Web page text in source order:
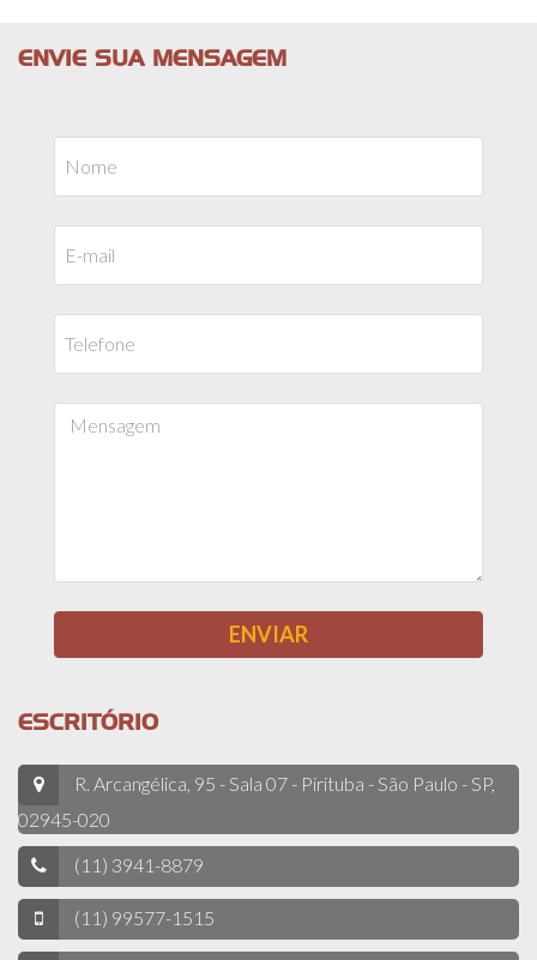
ENVIE SUA MENSAGEM
ESCRITÓRIO
R. Arcangélica, 95 - Sala 07 - Pirituba - São Paulo - SP,
02945-020
(11) 3941-8879
(11) 99577-1515